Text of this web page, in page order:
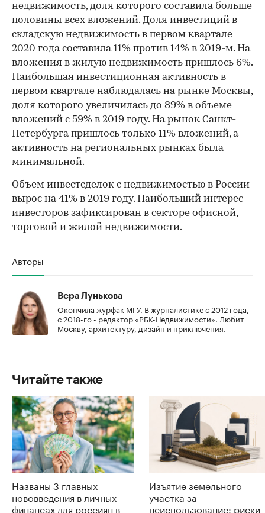
недвижимость, доля которого составила больше
половины всех вложений. Доля инвестиций в
складскую недвижимость в первом квартале
2020 года составила 11% против 14% в 2019-м. На
вложения в жилую недвижимость пришлось 6%.
Наибольшая инвестиционная активность в
первом квартале наблюдалась на рынке Москвы,
доля которого увеличилась до 89% в объеме
вложений с 59% в 2019 году. На рынок Санкт-
Петербурга пришлось только 11% вложений, а
активность на региональных рынках была
минимальной.
Объем инвестсделок с недвижимостью в России
вырос на 41% в 2019 году. Наибольший интерес
инвесторов зафиксирован в секторе офисной,
торговой и жилой недвижимости.
Авторы
Вера Лунькова
Окончила журфак МГУ. В журналистике с 2012 года,
с 2018-го - редактор «РБК-Недвижимости». Любит
Москву, архитектуру, дизайн и приключения.
Читайте также
Названы 3 главных
нововведения в личных
финансах для россиян в
Изъятие земельного
участка за
неиспользование: риски